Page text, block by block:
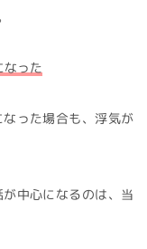
なった
った場合も、浮気が
中心になるのは、当